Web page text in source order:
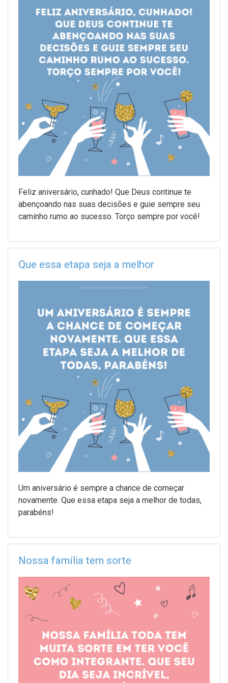
Feliz aniversário, cunhado! Que Deus continue te
abençoando nas suas decisões e guie sempre seu
caminho rumo ao sucesso. Torço sempre por você!
Que essa etapa seja a melhor
Um aniversário é sempre a chance de começar
novamente. Que essa etapa seja a melhor de todas,
parabéns!
Nossa família tem sorte